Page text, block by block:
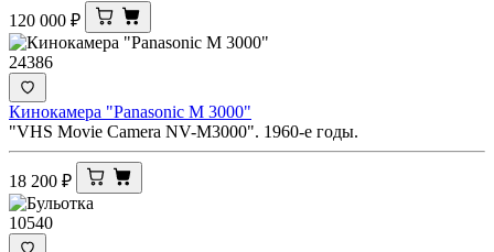
120 000 ₽
24386
Кинокамера "Panasonic M 3000"
"VHS Movie Camera NV-M3000". 1960-е годы.
18 200 ₽
10540